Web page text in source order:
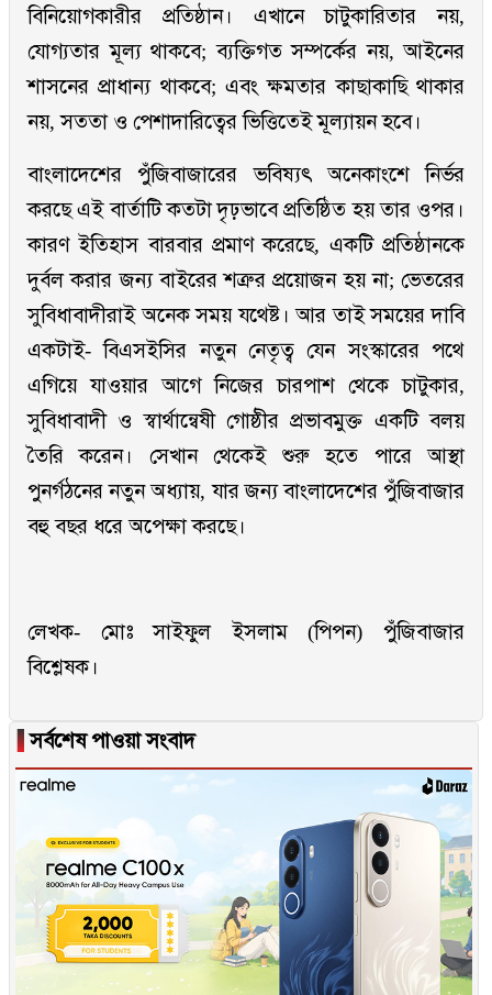
বিনিয়োগকারীর প্রতিষ্ঠান। এখানে চাটুকারিতার নয়,
যোগ্যতার মূল্য থাকবে; ব্যক্তিগত সম্পর্কের নয়, আইনের
শাসনের প্রাধান্য থাকবে; এবং ক্ষমতার কাছাকাছি থাকার
নয়, সততা ও পেশাদারিত্বের ভিত্তিতেই মূল্যায়ন হবে।
বাংলাদেশের পুঁজিবাজারের ভবিষ্যৎ অনেকাংশে নির্ভর
করছে এই বার্তাটি কতটা দৃঢ়ভাবে প্রতিষ্ঠিত হয় তার ওপর।
কারণ ইতিহাস বারবার প্রমাণ করেছে, একটি প্রতিষ্ঠানকে
দুর্বল করার জন্য বাইরের শত্রুর প্রয়োজন হয় না; ভেতরের
সুবিধাবাদীরাই অনেক সময় যথেষ্ট। আর তাই সময়ের দাবি
একটাই- বিএসইসির নতুন নেতৃত্ব যেন সংস্কারের পথে
এগিয়ে যাওয়ার আগে নিজের চারপাশ থেকে চাটুকার,
সুবিধাবাদী ও স্বার্থান্বেষী গোষ্ঠীর প্রভাবমুক্ত একটি বলয়
তৈরি করেন। সেখান থেকেই শুরু হতে পারে আস্থা
পুনর্গঠনের নতুন অধ্যায়, যার জন্য বাংলাদেশের পুঁজিবাজার
বহু বছর ধরে অপেক্ষা করছে।
লেখক- মোঃ সাইফুল ইসলাম (পিপন) পুঁজিবাজার
বিশ্লেষক।
▐সর্বশেষ পাওয়া সংবাদ